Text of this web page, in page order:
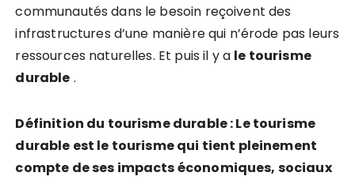
communautés dans le besoin reçoivent des
infrastructures d’une manière qui n’érode pas leurs
ressources naturelles. Et puis il y a le tourisme
durable .
Définition du tourisme durable : Le tourisme
durable est le tourisme qui tient pleinement
compte de ses impacts économiques, sociaux